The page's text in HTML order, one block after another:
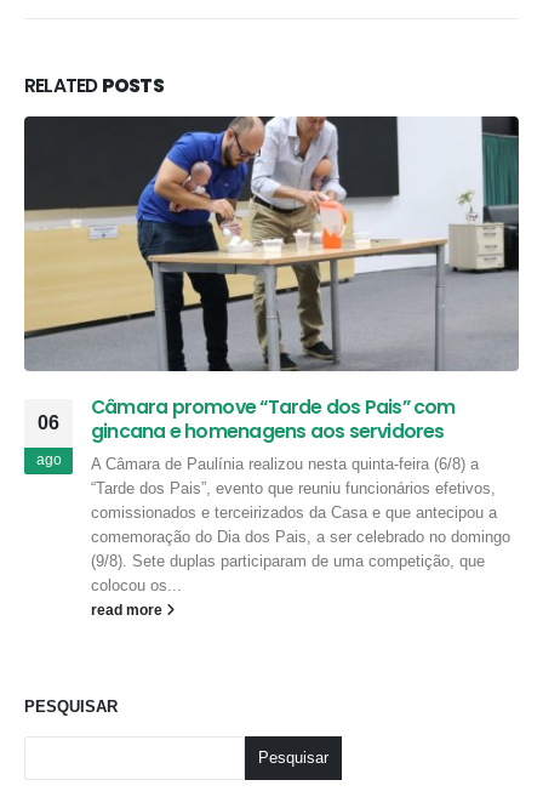
RELATEDPOSTS
06
ago
Câmara promove “Tarde dos Pais” com
gincana e homenagens aos servidores
A Câmara de Paulínia realizou nesta quinta-feira (6/8) a
“Tarde dos Pais”, evento que reuniu funcionários efetivos,
comissionados e terceirizados da Casa e que antecipou a
comemoração do Dia dos Pais, a ser celebrado no domingo
(9/8). Sete duplas participaram de uma competição, que
colocou os...
read more
PESQUISAR
Pesquisar